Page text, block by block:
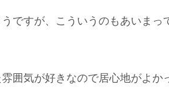
ですが、こういうのもあいまっ
囲気が好きなので居心地がよか